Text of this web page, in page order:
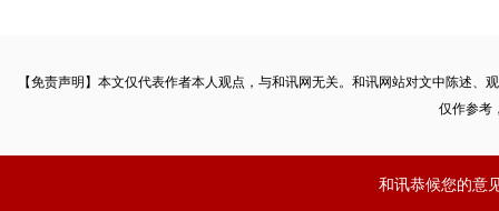
【免责声明】本文仅代表作者本人观点，与和讯网无关。和讯网站对文中陈述
仅作参考
和讯恭候您的意